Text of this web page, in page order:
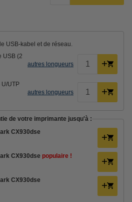
USB-kabel et de réseau.
USB (2
autres longueurs
UTP
autres longueurs
de votre imprimante jusqu'à :
CX930dse
CX930dse populaire !
CX930dse